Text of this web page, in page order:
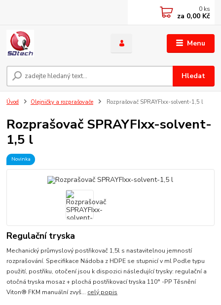
Menu
Hledat
0 ks
za 0,00 Kč
Úvod Olejničky a rozprašovače Rozprašovač SPRAYFIxx-solvent-1,5 l
Rozprašovač SPRAYFIxx-solvent-
1,5 l
Novinka
Regulační tryska
Mechanický průmyslový postřikovač 1,5l s nastavitelnou jemností
rozprašování. Specifikace Nádoba z HDPE se stupnicí v ml Podle typu
použití, postřiku, otočení jsou k dispozici následující trysky: regulační a
otočná tryska mosaz + plochá postřikovací tryska 110° -PP Těsnění
Viton® FKM manuální zvyš... celý popis